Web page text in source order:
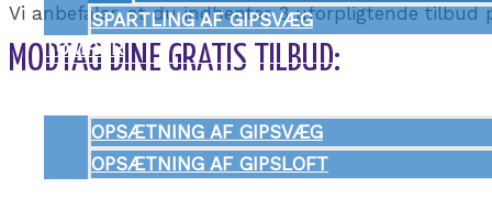
SPARTLING AF GIPSVÆG
TØMRER
OPSÆTNING AF GIPSVÆG
OPSÆTNING AF GIPSLOFT
Vi anbefaler, at du indhenter 3 uforpligtende tilbud
MODTAG DINE GRATIS TILBUD: